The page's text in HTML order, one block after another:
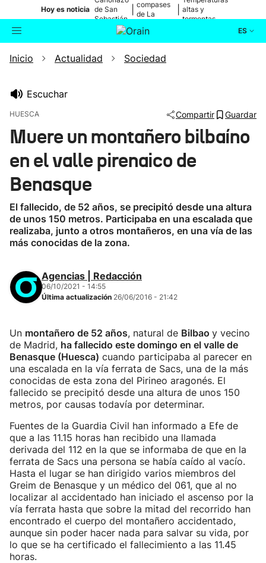
Hoy es noticia de San
Sebastián
compases
de La
altas y
tormentas
ES
Buscador Actualidad
Ikusmiran
Inicio Actualidad Sociedad
Escuchar
HUESCA Compartir Guardar
Muere un montañero bilbaíno
en el valle pirenaico de
Benasque
El fallecido, de 52 años, se precipitó desde una altura
de unos 150 metros. Participaba en una escalada que
realizaba, junto a otros montañeros, en una vía de las
más conocidas de la zona.
Agencias | Redacción
06/10/2021 - 14:55
Última actualización 26/06/2016 - 21:42
Un montañero de 52 años, natural de Bilbao y vecino
de Madrid, ha fallecido este domingo en el valle de
Benasque (Huesca) cuando participaba al parecer en
una escalada en la vía ferrata de Sacs, una de la más
conocidas de esta zona del Pirineo aragonés. El
fallecido se precipitó desde una altura de unos 150
metros, por causas todavía por determinar.
Fuentes de la Guardia Civil han informado a Efe de
que a las 11.15 horas han recibido una llamada
derivada del 112 en la que se informaba de que en la
ferrata de Sacs una persona se había caído al vacío.
Hasta el lugar se han dirigido varios miembros del
Greim de Benasque y un médico del 061, que al no
localizar al accidentado han iniciado el ascenso por la
vía ferrata hasta que sobre la mitad del recorrido han
encontrado el cuerpo del montañero accidentado,
aunque sin poder hacer nada para salvar su vida, por
lo que se ha certificado el fallecimiento a las 11.45
horas.